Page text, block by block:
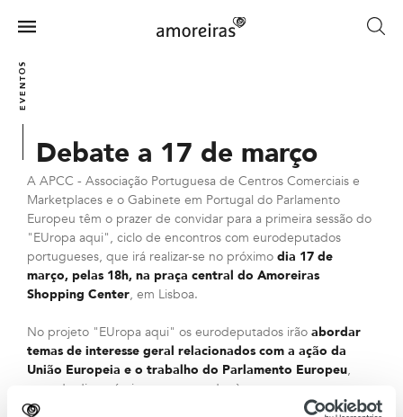
mainMenu
EVENTOS
Debate a 17 de março
A APCC - Associação Portuguesa de Centros Comerciais e
Marketplaces e o Gabinete em Portugal do Parlamento
Europeu têm o prazer de convidar para a primeira sessão do
"EUropa aqui", ciclo de encontros com eurodeputados
portugueses, que irá realizar-se no próximo dia 17 de
março, pelas 18h, na praça central do Amoreiras
Shopping Center, em Lisboa.
No projeto "EUropa aqui" os eurodeputados irão abordar
temas de interesse geral relacionados com a ação da
União Europeia e o trabalho do Parlamento Europeu,
estando disponíveis para responder às perguntas e
contributos do público. O primeiro debate do "EUropa aqui"